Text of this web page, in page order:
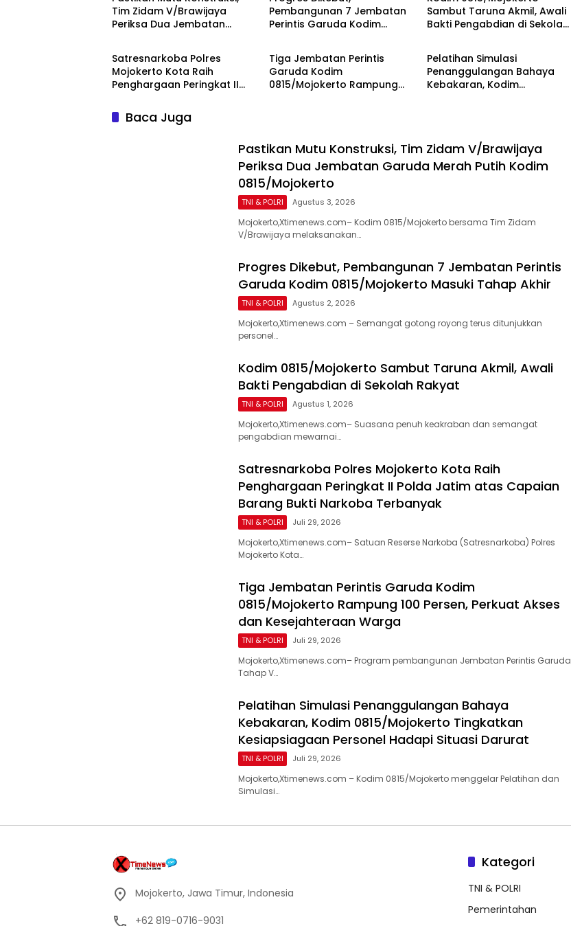
Tim Zidam V/Brawijaya
Periksa Dua Jembatan
Pembangunan 7 Jembatan
Perintis Garuda Kodim
Sambut Taruna Akmil, Awali
Bakti Pengabdian di Sekolah
TNI & POLRI
Satresnarkoba Polres
Mojokerto Kota Raih
Penghargaan Peringkat II
Barang Bukti Narkoba
Terbanyak
TNI & POLRI
Tiga Jembatan Perintis
Garuda Kodim
0815/Mojokerto Rampung
TNI & POLRI
Pelatihan Simulasi
Penanggulangan Bahaya
Kebakaran, Kodim
Baca Juga
Pastikan Mutu Konstruksi, Tim Zidam V/Brawijaya
Periksa Dua Jembatan Garuda Merah Putih Kodim
0815/Mojokerto
TNI & POLRI Agustus 3, 2026
Mojokerto,Xtimenews.com– Kodim 0815/Mojokerto bersama Tim Zidam
V/Brawijaya melaksanakan…
Progres Dikebut, Pembangunan 7 Jembatan Perintis
Garuda Kodim 0815/Mojokerto Masuki Tahap Akhir
TNI & POLRI Agustus 2, 2026
Mojokerto,Xtimenews.com – Semangat gotong royong terus ditunjukkan
personel…
Kodim 0815/Mojokerto Sambut Taruna Akmil, Awali
Bakti Pengabdian di Sekolah Rakyat
TNI & POLRI Agustus 1, 2026
Mojokerto,Xtimenews.com– Suasana penuh keakraban dan semangat
pengabdian mewarnai…
Satresnarkoba Polres Mojokerto Kota Raih
Penghargaan Peringkat II Polda Jatim atas Capaian
Barang Bukti Narkoba Terbanyak
TNI & POLRI Juli 29, 2026
Mojokerto,Xtimenews.com– Satuan Reserse Narkoba (Satresnarkoba) Polres
Mojokerto Kota…
Tiga Jembatan Perintis Garuda Kodim
0815/Mojokerto Rampung 100 Persen, Perkuat Akses
dan Kesejahteraan Warga
TNI & POLRI Juli 29, 2026
Mojokerto,Xtimenews.com– Program pembangunan Jembatan Perintis Garuda
Tahap V…
Pelatihan Simulasi Penanggulangan Bahaya
Kebakaran, Kodim 0815/Mojokerto Tingkatkan
Kesiapsiagaan Personel Hadapi Situasi Darurat
TNI & POLRI Juli 29, 2026
Mojokerto,Xtimenews.com – Kodim 0815/Mojokerto menggelar Pelatihan dan
Simulasi…
Mojokerto, Jawa Timur, Indonesia
+62 819-0716-9031
Kategori
TNI & POLRI
Pemerintahan